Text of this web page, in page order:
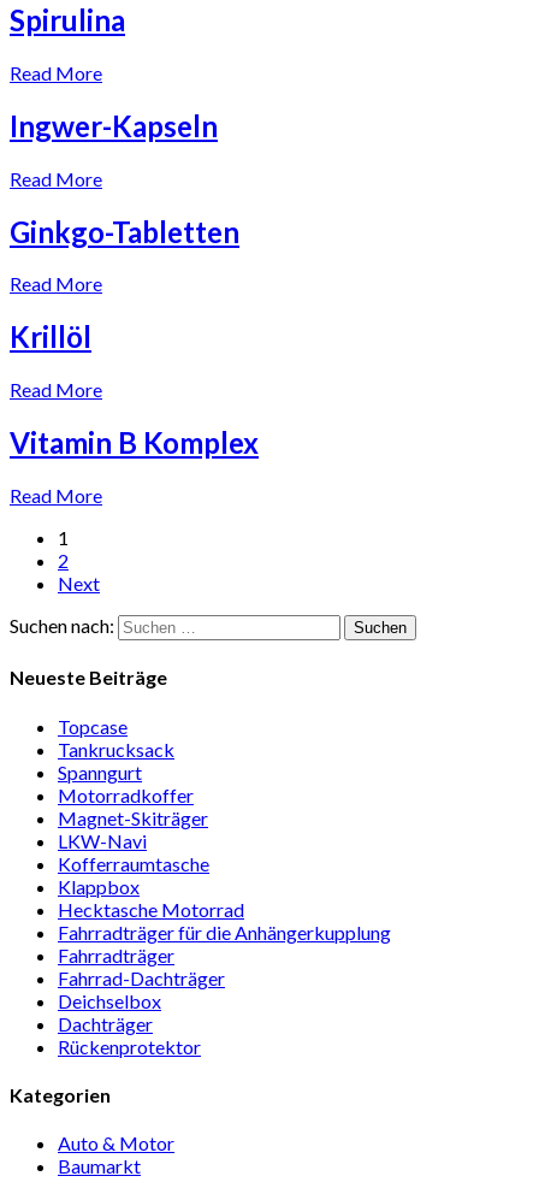
Spirulina
Read More
Ingwer-Kapseln
Read More
Ginkgo-Tabletten
Read More
Krillöl
Read More
Vitamin B Komplex
Read More
1
2
Next
Suchen nach:
Neueste Beiträge
Topcase
Tan­kruck­sack
Spann­gurt
Motor­rad­koffer
Magnet-Ski­träger
LKW-Navi
Kof­fer­raum­ta­sche
Klappbox
Heck­ta­sche Motorrad
Fahr­rad­träger für die Anhän­ger­kup­p­lung
Fahr­rad­träger
Fahrrad-Dach­träger
Deich­selbox
Dach­träger
Rücken­pro­tektor
Kategorien
Auto & Motor
Baumarkt